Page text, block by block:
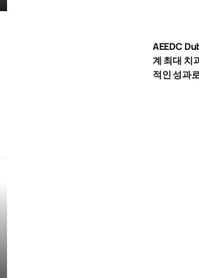
AEEDC
계 최대 치
적인 성과